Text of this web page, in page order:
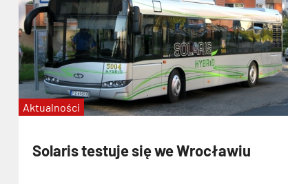
Solaris testuje się we Wrocławiu
Aktualności